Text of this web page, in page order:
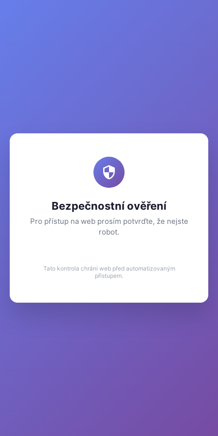
Bezpečnostní ověření
Pro přístup na web prosím potvrďte, že nejste
robot.
Tato kontrola chrání web před automatizovaným
přístupem.